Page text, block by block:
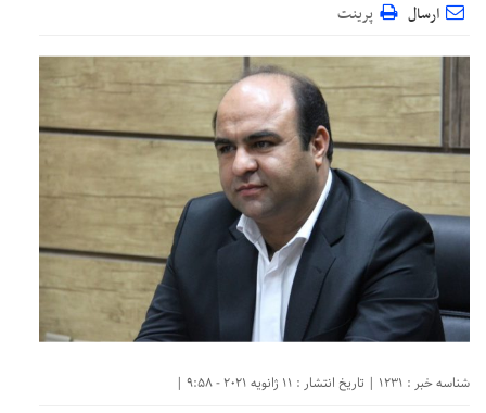
ارسال پرینت
شناسه خبر : 1231 | تاریخ انتشار : 11 ژانویه 2021 - 9:58 |